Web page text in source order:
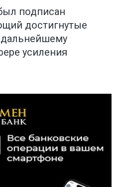
подписан
достигнутые
усиления